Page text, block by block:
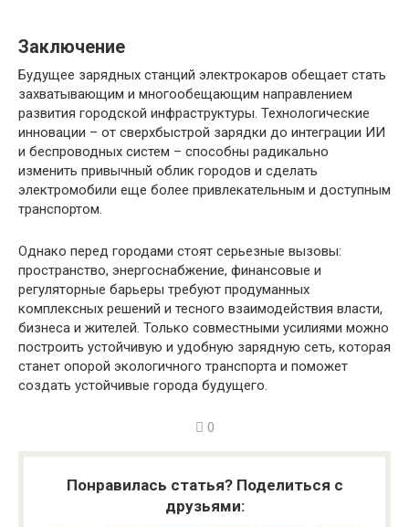
Заключение
Будущее зарядных станций электрокаров обещает стать
захватывающим и многообещающим направлением
развития городской инфраструктуры. Технологические
инновации – от сверхбыстрой зарядки до интеграции ИИ
и беспроводных систем – способны радикально
изменить привычный облик городов и сделать
электромобили еще более привлекательным и доступным
транспортом.
Однако перед городами стоят серьезные вызовы:
пространство, энергоснабжение, финансовые и
регуляторные барьеры требуют продуманных
комплексных решений и тесного взаимодействия власти,
бизнеса и жителей. Только совместными усилиями можно
построить устойчивую и удобную зарядную сеть, которая
станет опорой экологичного транспорта и поможет
создать устойчивые города будущего.
0
Понравилась статья? Поделиться с
друзьями: